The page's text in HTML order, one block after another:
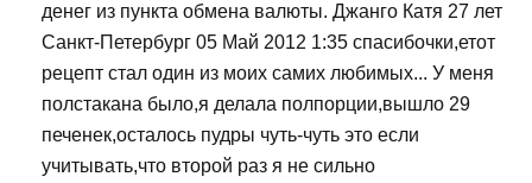
денег из пункта обмена валюты. Джанго Катя 27 лет
Санкт-Петербург 05 Май 2012 1:35 спасибочки,етот
рецепт стал один из моих самих любимых... У меня
полстакана было,я делала полпорции,вышло 29
печенек,осталось пудры чуть-чуть это если
учитывать,что второй раз я не сильно